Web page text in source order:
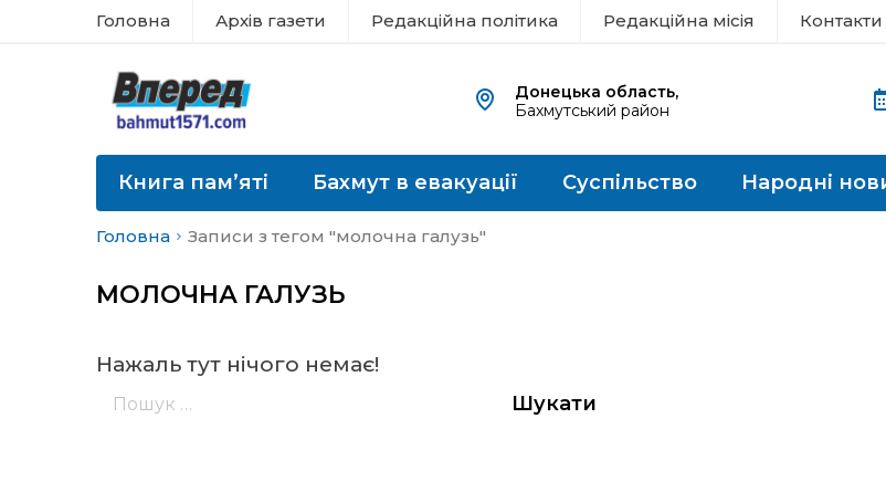
Головна Архів газети Редакційна політика Редакційна місія Контакти
Донецька область,
Бахмутський район
Книга пам’яті Бахмут в евакуації Суспільство Народні
Головна Записи з тегом "молочна галузь"
МОЛОЧНА ГАЛУЗЬ
Нажаль тут нічого немає!